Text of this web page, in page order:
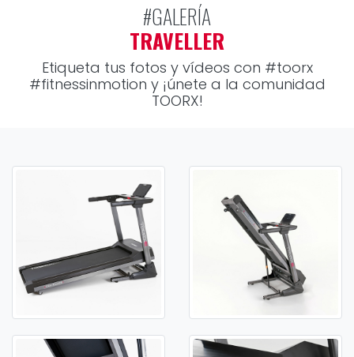
#GALERÍA
TRAVELLER
Etiqueta tus fotos y vídeos con #toorx
#fitnessinmotion y ¡únete a la comunidad
TOORX!